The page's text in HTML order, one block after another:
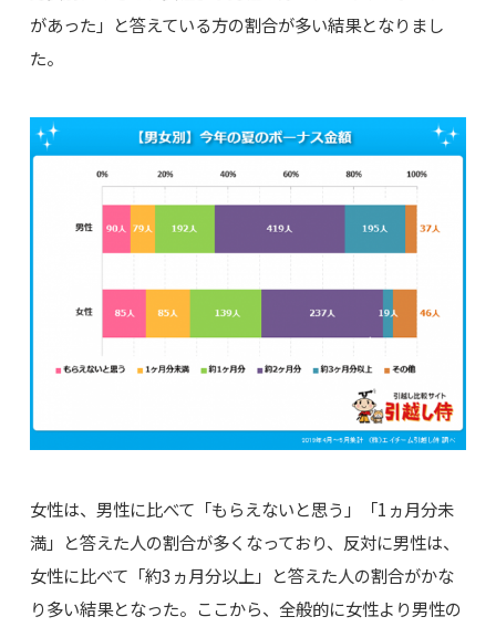
があった」と答えている方の割合が多い結果となりまし
た。
女性は、男性に比べて「もらえないと思う」「1ヵ月分未
満」と答えた人の割合が多くなっており、反対に男性は、
女性に比べて「約3ヵ月分以上」と答えた人の割合がかな
り多い結果となった。ここから、全般的に女性より男性の